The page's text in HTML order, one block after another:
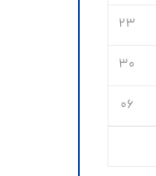
۲۳
۳۰
۰۶